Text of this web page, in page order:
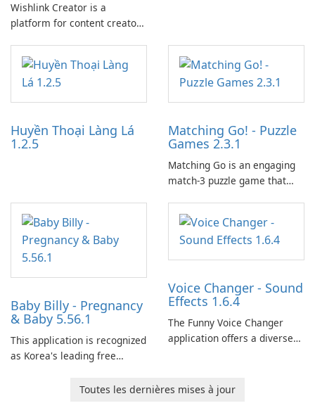
Wishlink Creator is a
platform for content creators
work through built-in brand
partnerships and integrated
tools for content distribution
and audience engagement.
Huyền Thoại Làng Lá
1.2.5
Matching Go! - Puzzle
Games 2.3.1
Matching Go is an engaging
match-3 puzzle game that
and her charming corgi,
Ollie, on an adventurous
journey across diverse
landscapes.
Baby Billy - Pregnancy
& Baby 5.56.1
This application is recognized
as Korea's leading free
baby tracking, offering
Voice Changer - Sound
Effects 1.6.4
The Funny Voice Changer
application offers a diverse
users with robust
customization options for
Toutes les dernières mises à jour